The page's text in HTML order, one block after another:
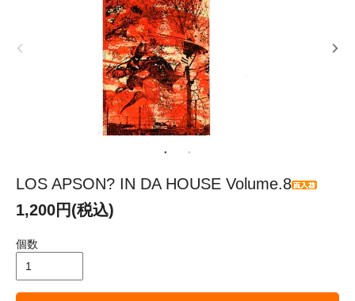
LOS APSON? IN DA HOUSE Volume.8
1,200円(税込)
個数